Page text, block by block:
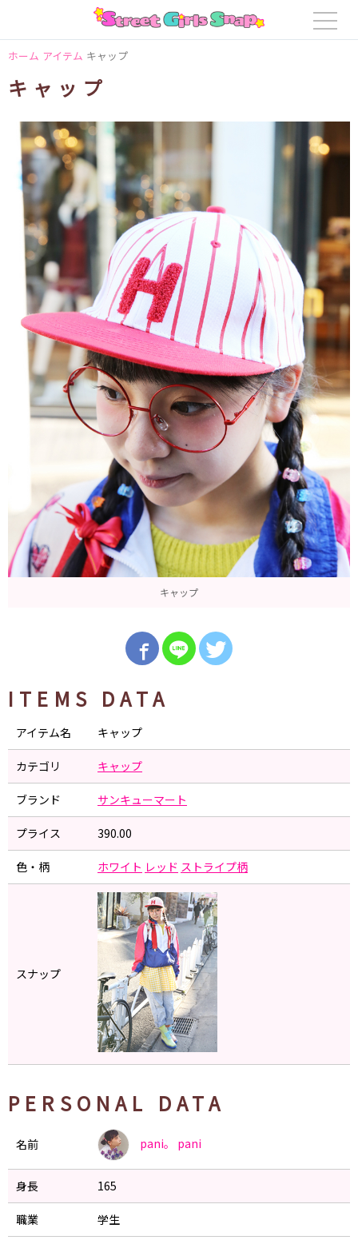
ホーム アイテム キャップ
キャップ
キャップ
ITEMS DATA
アイテム名 キャップ
カテゴリ キャップ
ブランド サンキューマート
プライス 390.00
色・柄 ホワイト レッド ストライプ柄
スナップ
PERSONAL DATA
名前 pani。 pani
身長 165
職業 学生